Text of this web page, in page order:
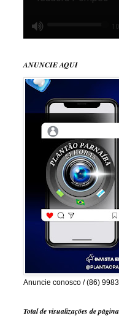
ANUNCIE AQUI
Anuncie conosco / (86)
Total de visualizações de página